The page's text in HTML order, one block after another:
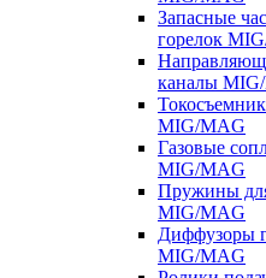
Запасные
горелок
каналы
MIG/MAG
Газовые
MIG/MAG
Пружины
MIG/MAG
Диффузоры
MIG/MAG